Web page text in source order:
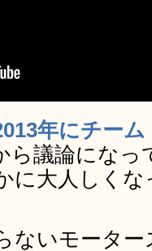
年にチー
ら議論にな
に大人しく
ないモータ